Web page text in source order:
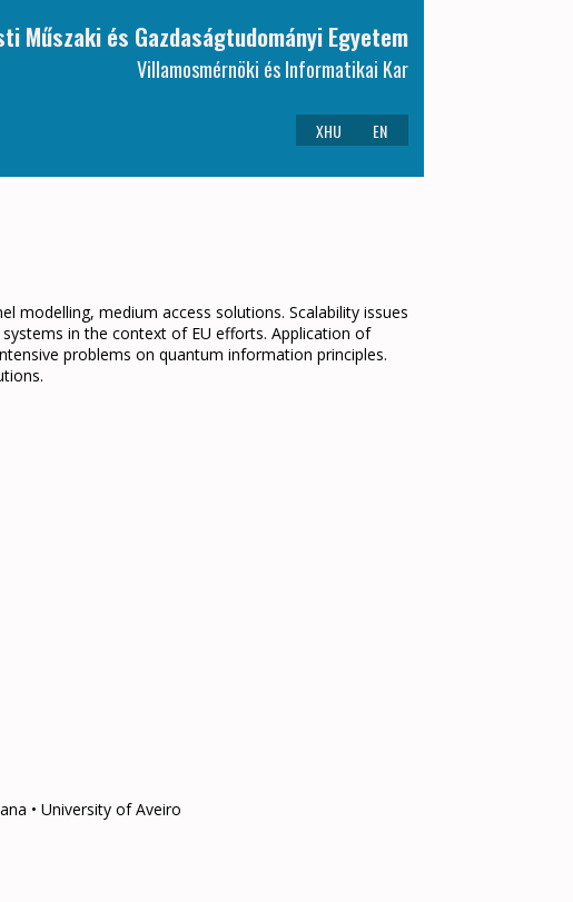
Műszaki és Gazdaságtudományi Egyetem
Villamosmérnöki és Informatikai Kar
XHU EN
modelling, medium access solutions. Scalability issues
in the context of EU efforts. Application of
problems on quantum information principles.
• University of Aveiro